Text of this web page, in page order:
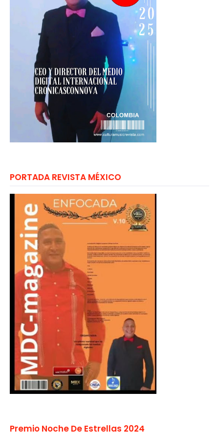
PORTADA REVISTA MÉXICO
Premio Noche De Estrellas 2024